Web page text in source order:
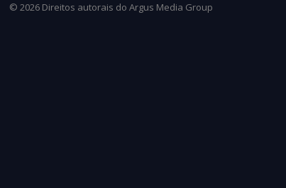
© 2026 Direitos autorais do Argus Media Group